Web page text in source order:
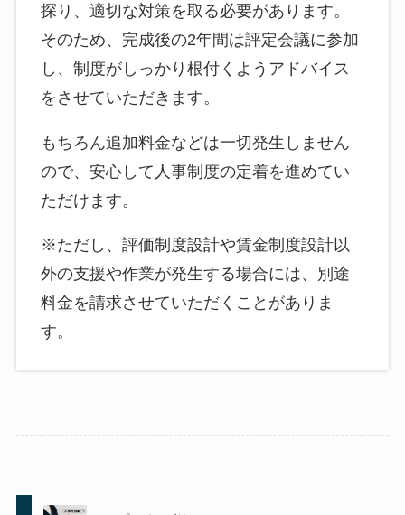
探り、適切な対策を取る必要があります。
そのため、完成後の2年間は評定会議に参加
し、制度がしっかり根付くようアドバイス
をさせていただきます。
もちろん追加料金などは一切発生しません
ので、安心して人事制度の定着を進めてい
ただけます。
※ただし、評価制度設計や賃金制度設計以
外の支援や作業が発生する場合には、別途
料金を請求させていただくことがありま
す。